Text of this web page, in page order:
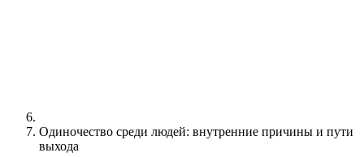
Одиночество среди людей: внутренние причины и пути
выхода